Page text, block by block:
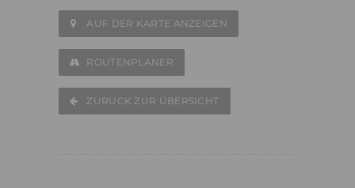
AUF DER KARTE ANZEIGEN
ROUTENPLANER
ZURÜCK ZUR ÜBERSICHT